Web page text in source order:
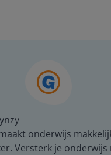
onderwijs
Versterk je onderwijs